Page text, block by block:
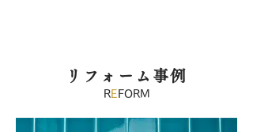
リフォーム事例
RE FORM